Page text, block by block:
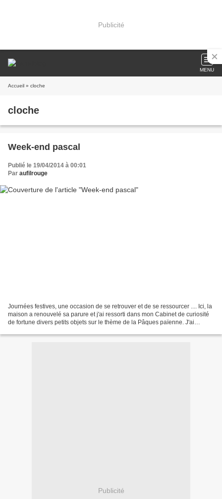
Publicité
MENU
Accueil » cloche
cloche
Week-end pascal
Publié le 19/04/2014 à 00:01
Par aufilrouge
Journées festives, une occasion de se retrouver et de se ressourcer .... Ici, la
maison a renouvelé sa parure et j'ai ressorti dans mon Cabinet de curiosité
de fortune divers petits objets sur le thème de la Pâques païenne. J'ai
Publicité